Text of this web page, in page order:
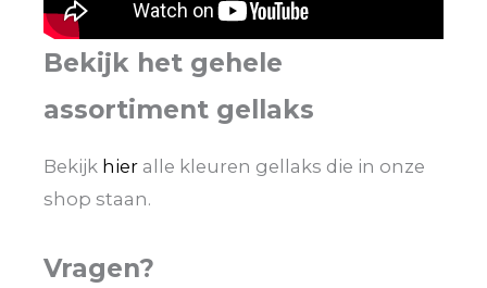
Bekijk het gehele
assortiment gellaks
Bekijk hier alle kleuren gellaks die in onze
shop staan.
Vragen?